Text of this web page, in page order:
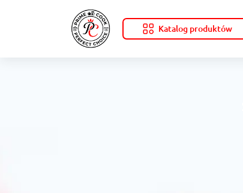
Katalog produktów